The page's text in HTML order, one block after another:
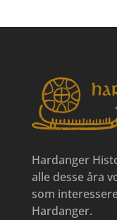
Hardanger
alle desse åra
som
Hardanger.